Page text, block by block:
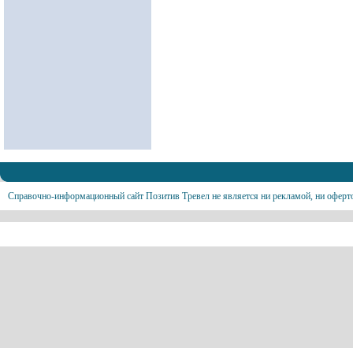
Справочно-информационный сайт Позитив Тревел не является ни рекламой, ни